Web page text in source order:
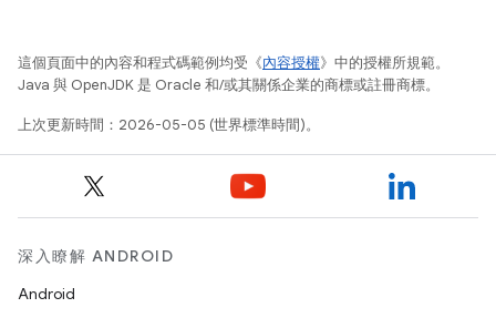
這個頁面中的內容和程式碼範例均受《內容授權》中的授權所規範。
Java 與 OpenJDK 是 Oracle 和/或其關係企業的商標或註冊商標。
上次更新時間：2026-05-05 (世界標準時間)。
深入瞭解 ANDROID
Android